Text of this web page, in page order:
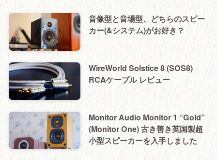
音像型と音場型、どちらのスピー
カー(&システム)がお好き？
WireWorld Solstice 8 (SOS8)
RCAケーブル レビュー
Monitor Audio Monitor 1 “Gold”
(Monitor One) 古き善き英国製超
小型スピーカーを入手しました